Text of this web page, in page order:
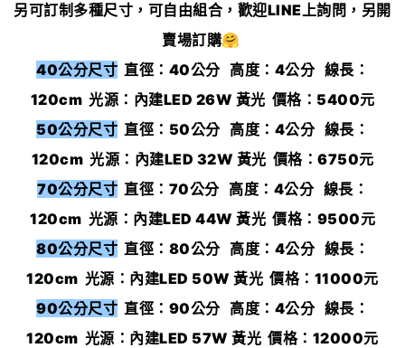
另可訂制多種尺寸，可自由組合，歡迎LINE上詢問，另開
賣場訂購🤗
40公分尺寸 直徑：40公分 高度：4公分 線長：
120cm 光源：內建LED 26W 黃光 價格：5400元
50公分尺寸 直徑：50公分 高度：4公分 線長：
120cm 光源：內建LED 32W 黃光 價格：6750元
70公分尺寸 直徑：70公分 高度：4公分 線長：
120cm 光源：內建LED 44W 黃光 價格：9500元
80公分尺寸 直徑：80公分 高度：4公分 線長：
120cm 光源：內建LED 50W 黃光 價格：11000元
90公分尺寸 直徑：90公分 高度：4公分 線長：
120cm 光源：內建LED 57W 黃光 價格：12000元